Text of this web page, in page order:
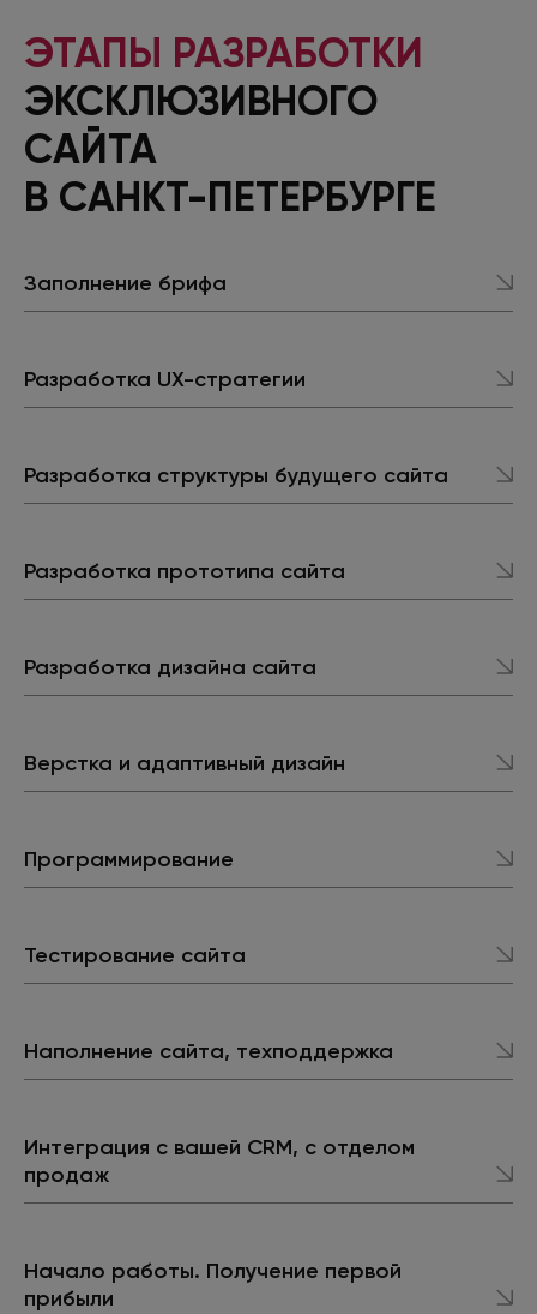
ЭТАПЫ РАЗРАБОТКИ
ЭКСКЛЮЗИВНОГО
САЙТА
В САНКТ-ПЕТЕРБУРГЕ
Заполнение брифа
Разработка UX-стратегии
Разработка структуры будущего сайта
Разработка прототипа сайта
Разработка дизайна сайта
Верстка и адаптивный дизайн
Программирование
Тестирование сайта
Наполнение сайта, техподдержка
Интеграция с вашей CRM, с отделом
продаж
Начало работы. Получение первой
прибыли